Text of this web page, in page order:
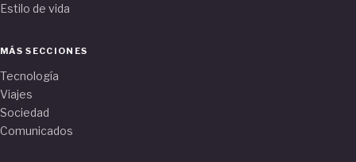
Estilo de vida
MÁS SECCIONES
Tecnología
Viajes
Sociedad
Comunicados